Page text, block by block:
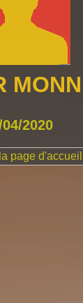
04/2020
page d'accueil